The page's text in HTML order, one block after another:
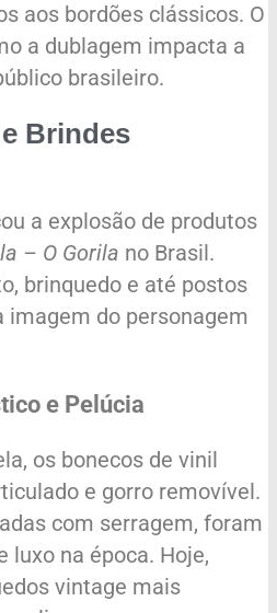
aos bordões clássicos. O
a dublagem impacta a
brasileiro.
Brindes
a explosão de produtos
– O Gorila no Brasil.
brinquedo e até postos
imagem do personagem
e Pelúcia
os bonecos de vinil
e gorro removível.
com serragem, foram
luxo na época. Hoje,
vintage mais